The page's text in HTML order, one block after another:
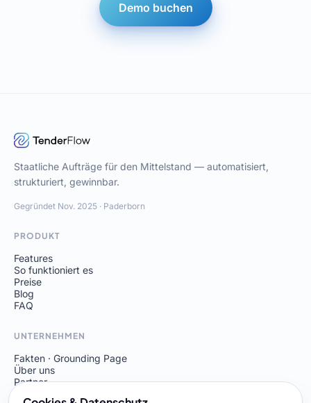
Demo buchen
Staatliche Aufträge für den Mittelstand — automatisiert,
strukturiert, gewinnbar.
Gegründet Nov. 2025 · Paderborn
PRODUKT
Features
So funktioniert es
Preise
Blog
FAQ
UNTERNEHMEN
Fakten · Grounding Page
Über uns
Partner